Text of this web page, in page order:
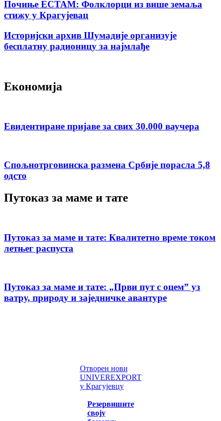
Почиње ЕСТАМ: Фолклорци из више земаља
стижу у Крагујевац
Историјски архив Шумадије организује
бесплатну радионицу за најмлађе
Економија
Евидентиране пријаве за свих 30.000 ваучера
Спољнотрговинска размена Србије порасла 5,8
одсто
Путоказ за маме и тате
Путоказ за маме и тате: Квалитетно време током
летњег распуста
Путоказ за маме и тате: „Први пут с оцемˮ уз
ватру, природу и заједничке авантуре
Отворен нови
UNIVEREXPORT
у Крагујевцу
Резервишите
своју